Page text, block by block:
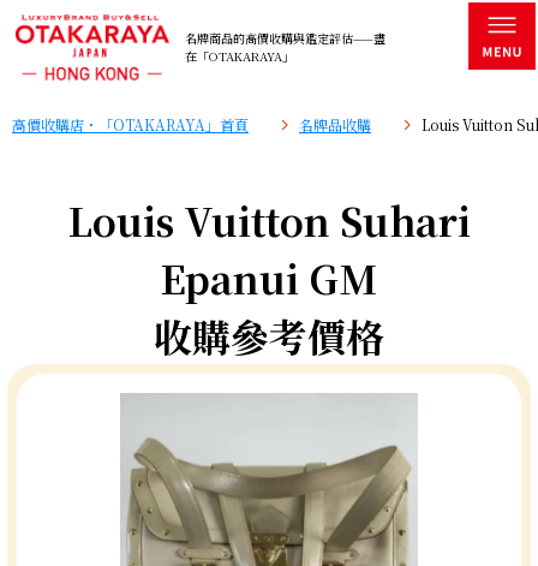
名牌商品的高價收購與鑑定評估——盡
在「OTAKARAYA」
高價收購店・「OTAKARAYA」首頁 名牌品收購 Louis Vuitton
Louis Vuitton Suhari
Epanui GM
收購參考價格